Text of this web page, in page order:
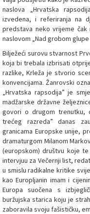
naslova „Hrvatska
izvedena, i referiranja na
predstava neko vrijeme
naslovom „Nad grobom glupe
Bilježeći surovu stvarnost
koja bi trebala izbrisati
razlike, Krleža je stvorio
konvencijama. Žanrovski
„Hrvatska rapsodija” je
madžarske državne
govori o drugom trenutku,
trećeg razreda” danas
granicama Europske unije,
dramaturgom Milanom
(europskom) društvu koje
intervjuu za Večernji list,
u smislu radikalne kritike
kao Europljanin imam i
Europa suočena s
buržujska starica koju je
zaboravila svoju fašističku,